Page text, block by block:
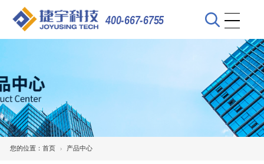
400-667-6755
您的位置： 首页 产品中心